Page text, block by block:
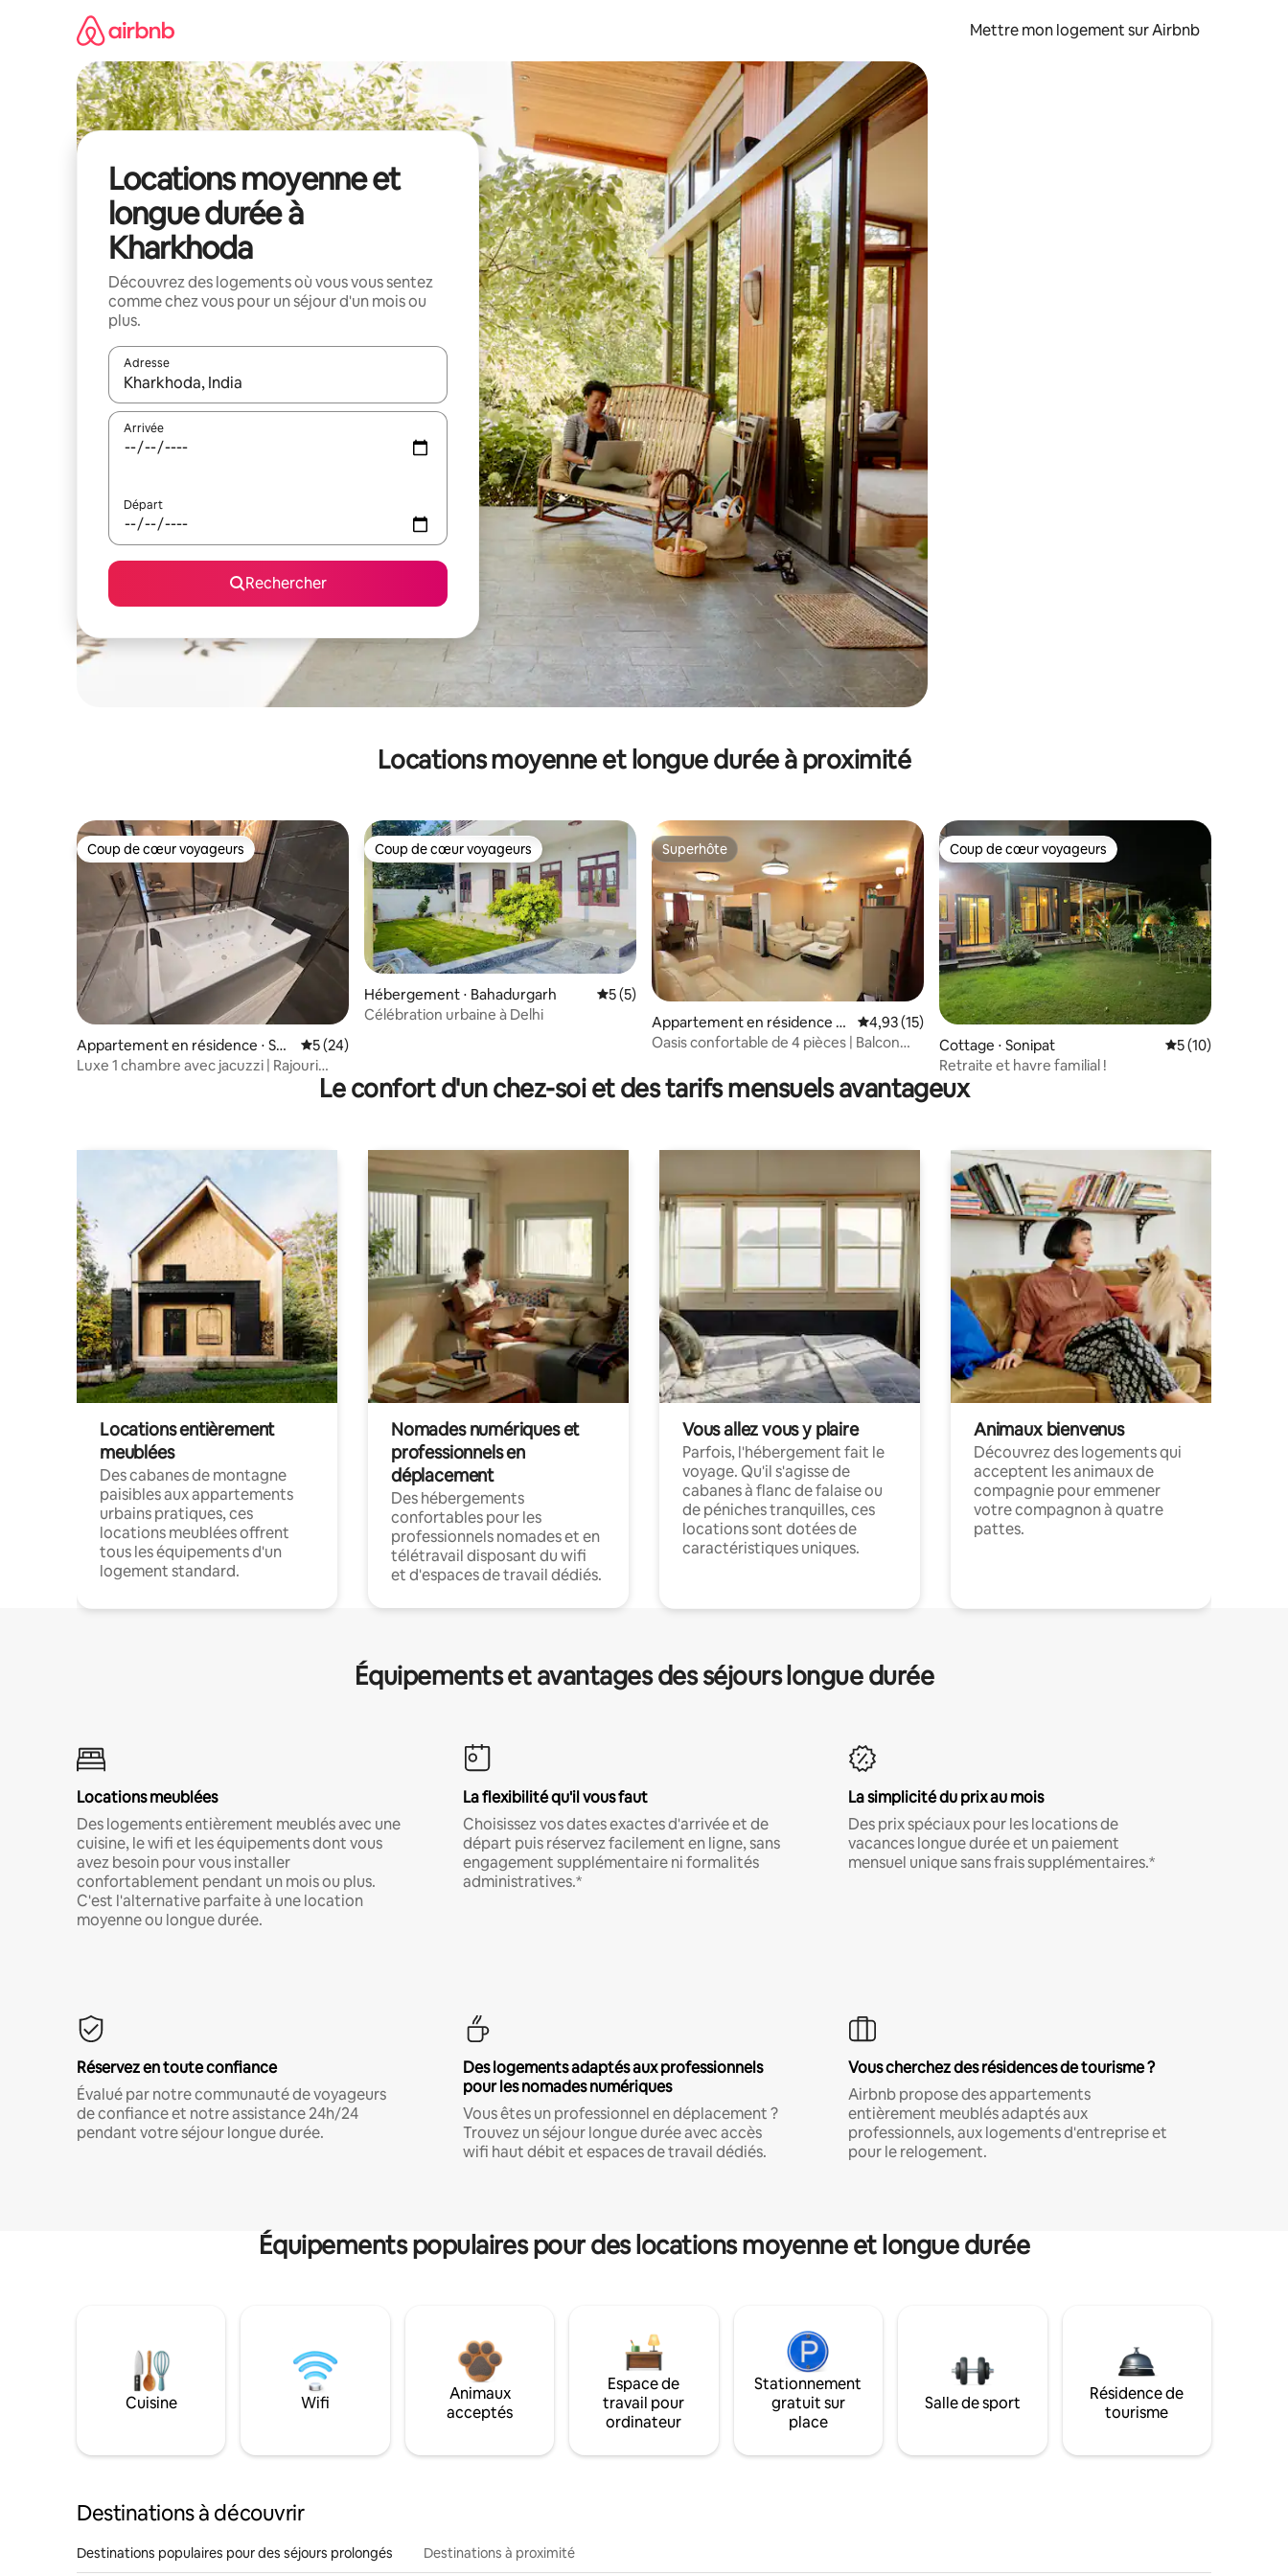
Mettre mon logement sur Airbnb
Locations moyenne et
longue durée à
Kharkhoda
Découvrez des logements où vous vous sentez
comme chez vous pour un séjour d'un mois ou
plus.
Adresse
Lorsque les résultats s'affichent, utilisez les flèches vers le haut et vers le bas pour les parcourir ou en appuyant et en faisant glisser.
Arrivée
Départ
Rechercher
Locations moyenne et longue durée à proximité
Coup de cœur voyageurs
Coup de cœur voyageurs
Appartement en résidence ⋅ Sub
hash Nagar
Évaluation moyenne sur la base de 24 commentaires : 5 sur 5
5 (24)
Luxe 1 chambre avec jacuzzi | Rajouri
Coup de cœur voyageurs
Coup de cœur voyageurs
Hébergement ⋅ Bahadurgarh Évaluation moyenne sur la base de 5 commentaires : 5 sur 5
5 (5)
Célébration urbaine à Delhi
Superhôte
Superhôte
Appartement en résidence ⋅
Bahadurgarh
Évaluation moyenne sur la base de 15 commentaires : 4,93 sur 5
4,93 (15)
Oasis confortable de 4 pièces | Balcon
Coup de cœur voyageurs
Coup de cœur voyageurs
Cottage ⋅ Sonipat Évaluation
5 (10)
Retraite et havre familial !
Le confort d'un chez-soi et des tarifs mensuels avantageux
Locations entièrement
meublées
Des cabanes de montagne
paisibles aux appartements
urbains pratiques, ces
locations meublées offrent
tous les équipements d'un
logement standard.
Nomades numériques et
professionnels en
déplacement
Des hébergements
confortables pour les
professionnels nomades et en
télétravail disposant du wifi
et d'espaces de travail dédiés.
Vous allez vous y plaire
Parfois, l'hébergement fait le
voyage. Qu'il s'agisse de
cabanes à flanc de falaise ou
de péniches tranquilles, ces
locations sont dotées de
caractéristiques uniques.
Animaux bienvenus
Découvrez des logements qui
acceptent les animaux de
compagnie pour emmener
votre compagnon à quatre
pattes.
Équipements et avantages des séjours longue durée
Locations meublées
Des logements entièrement meublés avec une
cuisine, le wifi et les équipements dont vous
avez besoin pour vous installer
confortablement pendant un mois ou plus.
C'est l'alternative parfaite à une location
moyenne ou longue durée.
La flexibilité qu'il vous faut
Choisissez vos dates exactes d'arrivée et de
départ puis réservez facilement en ligne, sans
engagement supplémentaire ni formalités
administratives.*
La simplicité du prix au mois
Des prix spéciaux pour les locations de
vacances longue durée et un paiement
mensuel unique sans frais supplémentaires.*
Réservez en toute confiance
Évalué par notre communauté de voyageurs
de confiance et notre assistance 24h/24
pendant votre séjour longue durée.
Des logements adaptés aux professionnels
pour les nomades numériques
Vous êtes un professionnel en déplacement ?
Trouvez un séjour longue durée avec accès
wifi haut débit et espaces de travail dédiés.
Vous cherchez des résidences de tourisme ?
Airbnb propose des appartements
entièrement meublés adaptés aux
professionnels, aux logements d'entreprise et
pour le relogement.
Équipements populaires pour des locations moyenne et longue durée
Cuisine Wifi
Animaux
acceptés
Espace de
travail pour
ordinateur
Stationnement
gratuit sur
place
Salle de sport
Résidence de
tourisme
Destinations à découvrir
Destinations populaires pour des séjours prolongés Destinations à proximité